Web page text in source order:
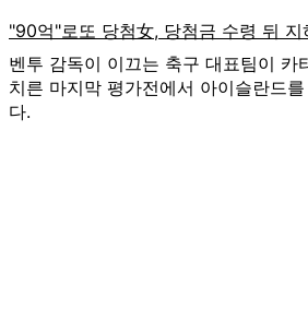
벤투 감독이 이끄는 축구 대표팀이 카
치른 마지막 평가전에서 아이슬란드
다.